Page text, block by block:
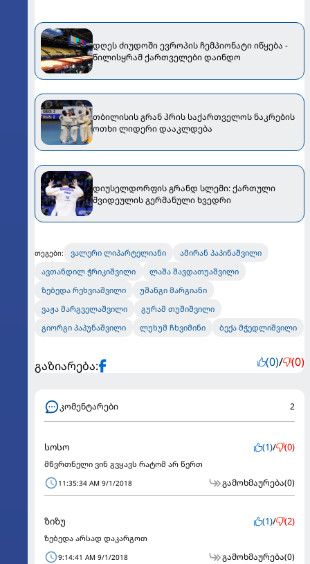
დღეს ძიუდოში ევროპის ჩემპიონატი იწყება -
წილისყრამ ქართველები დაინდო
თბილისის გრან პრის საქართველოს ნაკრების
ოთხი ლიდერი დააკლდება
დიუსელდორფის გრანდ სლემი: ქართული
შვიდეულის გერმანული ხვედრი
თეგები: ვალერი ლიპარტელიანი
ამირან პაპინაშვილი
ავთანდილ ჭრიკიშვილი
ლაშა შავდათუაშვილი
ზებედა რეხვიაშვილი
უშანგი მარგიანი
ვაჟა მარგველაშვილი
გურამ თუშიშვილი
გიორგი პაპუნაშვილი
ლუხუმ ჩხვიმინი ბექა მჭედლიშვილი
გაზიარება: (0)/ (0)
კომენტარები 2
სოსო (1)/ (0)
მწვრთნელი ვინ გვყავს რატომ არ წერთ
11:35:34 AM 9/1/2018 გამოხმაურება(0)
ზიზუ (1)/ (2)
ზებედა არსად დაკარგოთ
9:14:41 AM 9/1/2018 გამოხმაურება(0)